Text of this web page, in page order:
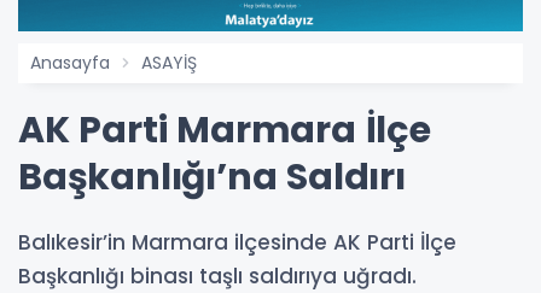
Anasayfa ASAYİŞ
AK Parti Marmara İlçe
Başkanlığı’na Saldırı
Balıkesir’in Marmara ilçesinde AK Parti İlçe
Başkanlığı binası taşlı saldırıya uğradı.